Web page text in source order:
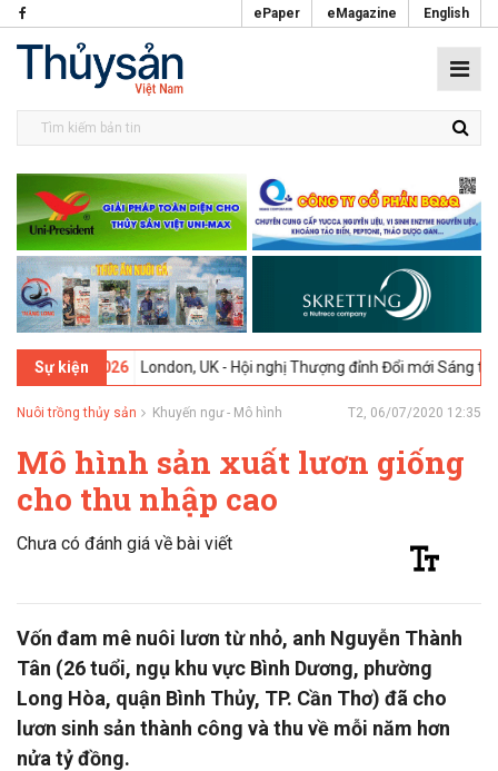
ePaper eMagazine English
Sự kiện
02-2026 London, UK - Hội nghị Thượng đỉnh Đổi mới Sáng tạo trong
Nuôi trồng thủy sản Khuyến ngư - Mô hình T2, 06/07/2020 12:35
Mô hình sản xuất lươn giống
cho thu nhập cao
Chưa có đánh giá về bài viết
Vốn đam mê nuôi lươn từ nhỏ, anh Nguyễn Thành
Tân (26 tuổi, ngụ khu vực Bình Dương, phường
Long Hòa, quận Bình Thủy, TP. Cần Thơ) đã cho
lươn sinh sản thành công và thu về mỗi năm hơn
nửa tỷ đồng.